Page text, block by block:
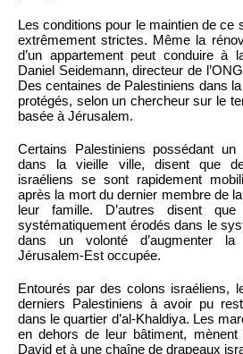
Les conditions pour le maintien de ce
extrêmement strictes. Même la
d’un appartement peut conduire à
Daniel Seidemann, directeur de
Des centaines de Palestiniens dans
protégés, selon un chercheur sur le
basée à Jérusalem.
Certains Palestiniens possédant un
dans la vieille ville, disent que
israéliens se sont rapidement
après la mort du dernier membre de
leur famille. D’autres disent
systématiquement érodés dans le
dans un volonté d’augmenter
Jérusalem-Est occupée.
Entourés par des colons israéliens,
derniers Palestiniens à avoir pu
dans le quartier d’al-Khaldiya. Les
en dehors de leur bâtiment,
David et à une chaîne de drapeaux